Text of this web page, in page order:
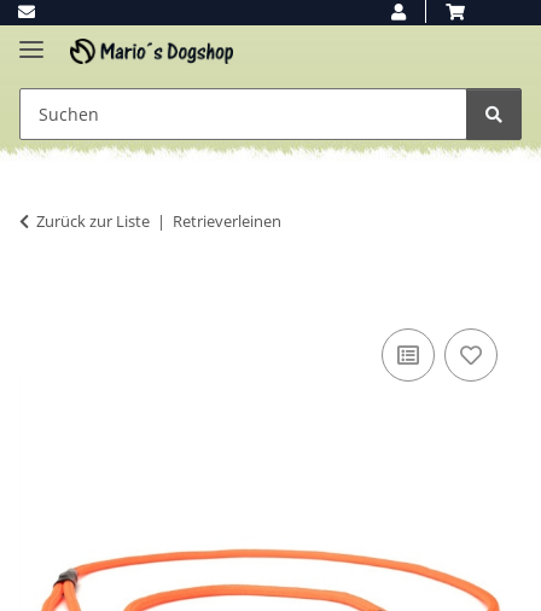
Zurück zur Liste Retrieverleinen